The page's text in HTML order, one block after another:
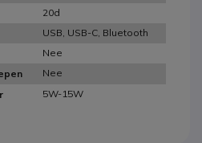
20d
USB, USB-C, Bluetooth
Nee
Nee
5W-15W